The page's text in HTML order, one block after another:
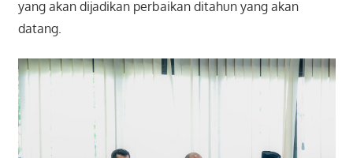
yang akan dijadikan perbaikan ditahun yang akan
datang.